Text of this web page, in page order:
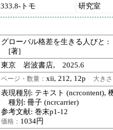
333.8-トモ 研究室
グローバル格差を生きる人びと :
[著]
東京 岩波書店, 2025.6
ページ・数量：xii, 212, 12p 大きさ
表現種別: テキスト (ncrcontent),
種別: 冊子 (ncrcarrier)
参考文献: 巻末p1-12
価格： 1034円